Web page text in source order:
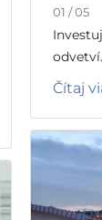
01 / 05
odvetví.
Čítaj